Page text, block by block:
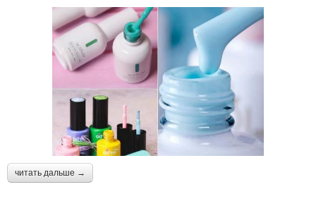
читать дальше →